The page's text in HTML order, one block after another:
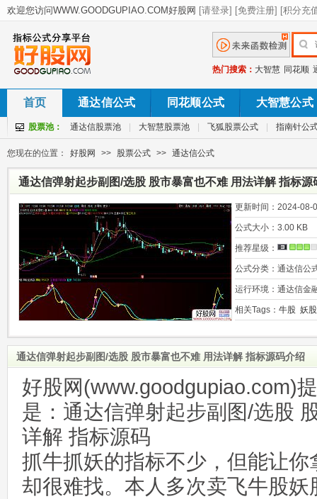
热门搜索： 大智慧 同花顺
首页 通达信公式 同花顺公式 大智慧公式
股票池： 通达信股票池 大智慧股票池 飞狐股票公式 指南针公
您现在的位置： 好股网 >> 股票公式 >> 通达信公式
通达信弹射起步副图/选股 股市暴富也不难 用法详解 指标源
更新时间： 2024-08-
公式大小： 3.00 KB
推荐星级：
公式分类： 通达信公
运行环境： 通达信金
相关Tags： 牛股 妖股
通达信弹射起步副图/选股 股市暴富也不难 用法详解 指标源码介绍
好股网(www.goodgupiao.com)
是：通达信弹射起步副图/选股
详解 指标源码
抓牛抓妖的指标不少，但能让
却很难找。本人多次卖飞牛股